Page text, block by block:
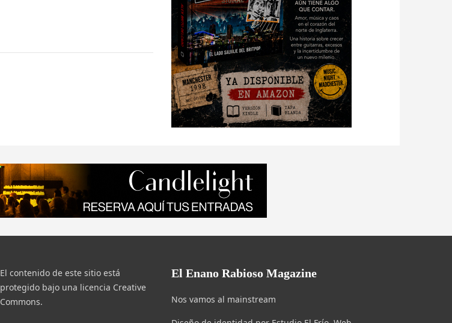
El contenido de este sitio está
protegido bajo una licencia Creative
Commons.
El Enano Rabioso Magazine
Nos vamos al mainstream